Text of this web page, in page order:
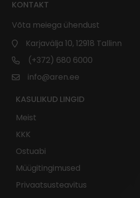
KONTAKT
Võta meiega ühendust
Karjavälja 10, 12918 Tallinn
(+372) 680 6000
info@aren.ee
KASULIKUD LINGID
Meist
KKK
Ostuabi
Müügitingimused
Privaatsusteavitus